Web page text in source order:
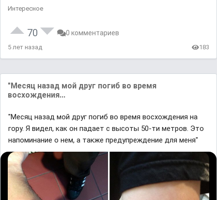
Интересное
70 0 комментариев
5 лет назад 183
"Месяц назад мой друг погиб во время
восхождения...
"Месяц назад мой друг погиб во время восхождения на
гору. Я видел, как он падает с высоты 50-ти метров. Это
напоминание о нем, а также предупреждение для меня"